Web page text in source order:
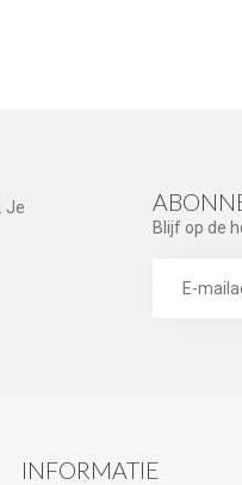
Je
Blijf op de
INFORMATIE